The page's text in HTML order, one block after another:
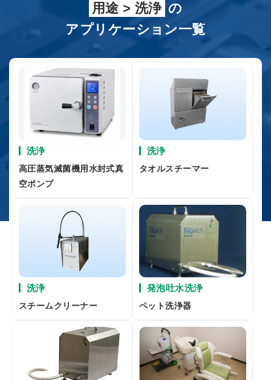
用途 > 洗浄 の
アプリケーション一覧
洗浄
高圧蒸気滅菌機用水封式真
空ポンプ
洗浄
タオルスチーマー
洗浄
スチームクリーナー
発泡吐水洗浄
ペット洗浄器